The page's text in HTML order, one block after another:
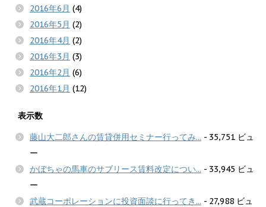
2016年6月 (4)
2016年5月 (2)
2016年4月 (2)
2016年3月 (3)
2016年2月 (6)
2016年1月 (12)
表示数
藤山大二郎さんの賃貸併用セミナー行ってみ... - 35,751 ビュ
ー
かぼちゃの馬車のサブリース賃料改定につい... - 33,945 ビュ
ー
武蔵コーポレーションに投資面談に行ってき... - 27,988 ビュ